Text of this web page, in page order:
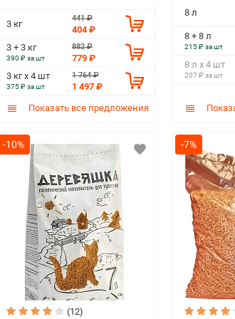
3 кг
441 ₽
404 ₽
3 + 3 кг
390 ₽ за шт
882 ₽
779 ₽
3 кг х 4 шт
375 ₽ за шт
1 764 ₽
1 497 ₽
Показать все предложения
8 л
8 + 8 л
215 ₽ за шт
8 л х 4 шт
207 ₽ за шт
-10%
(12)
-7%